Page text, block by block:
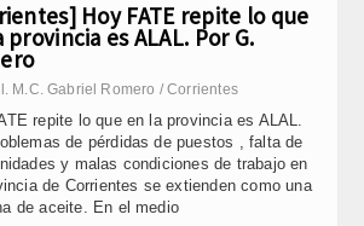
Hoy FATE repite lo que
provincia es ALAL. Por G.
M.C. Gabriel Romero / Corrientes
repite lo que en la provincia es ALAL.
de pérdidas de puestos , falta de
y malas condiciones de trabajo en
de Corrientes se extienden como una
de aceite. En el medio